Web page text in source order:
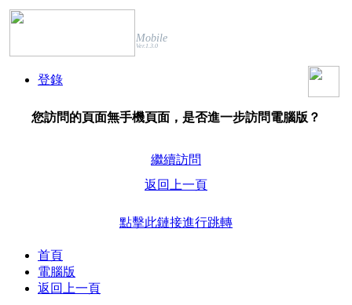
Mobile
Ver.1.3.0
登錄
您訪問的頁面無手機頁面，是否進一步訪問電腦版？
繼續訪問
返回上一頁
點擊此鏈接進行跳轉
首頁
電腦版
返回上一頁